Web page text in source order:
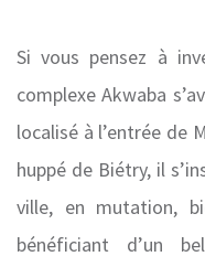
Si vous pensez à
complexe Akwaba
localisé à l’entrée de
huppé de Biétry, il
ville, en mutation,
bénéficiant d’un